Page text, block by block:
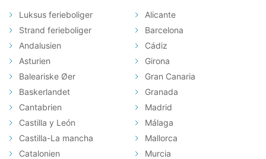
Luksus ferieboliger
Strand ferieboliger
Andalusien
Asturien
Baleariske Øer
Baskerlandet
Cantabrien
Castilla y León
Castilla-La mancha
Catalonien
Alicante
Barcelona
Cádiz
Girona
Gran Canaria
Granada
Madrid
Málaga
Mallorca
Murcia